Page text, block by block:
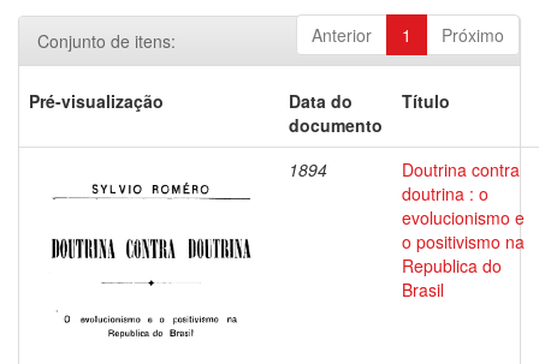
Anterior 1 Próximo
Conjunto de itens:
Pré-visualização
Data do
documento
Título
1894
Doutrina contra
doutrina : o
evolucionismo e
o positivismo na
Republica do
Brasil